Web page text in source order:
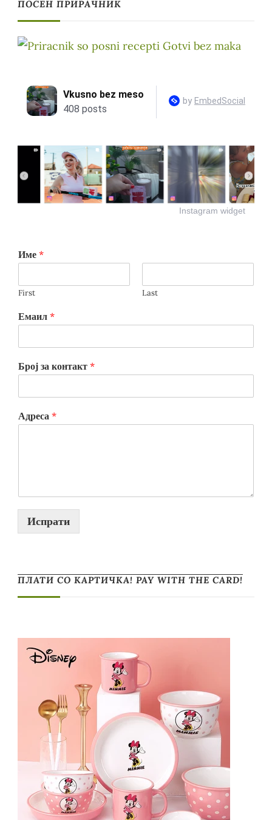
ПОСЕН ПРИРАЧНИК
Instagram widget
Име *
First Last
Емаил *
Број за контакт *
Адреса *
Испрати
ПЛАТИ СО КАРТИЧКА! PAY WITH THE CARD!